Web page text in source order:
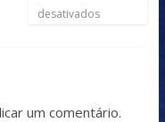
desativados
um comentário.